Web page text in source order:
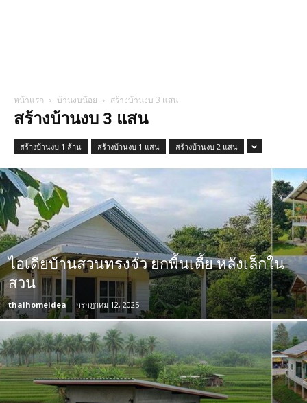
หน้าแรก บ้านงบน้อย สร้างบ้านงบ 3 แสน
สร้างบ้านงบ 3 แสน
สร้างบ้านงบ 1 ล้าน สร้างบ้านงบ 1 แสน สร้างบ้านงบ 2 แสน
ไอเดียบ้านสวนทรงจั่ว ยกพื้นเตี้ย หลังเล็กใน
สวน
thaihomeidea - กรกฎาคม 12, 2025